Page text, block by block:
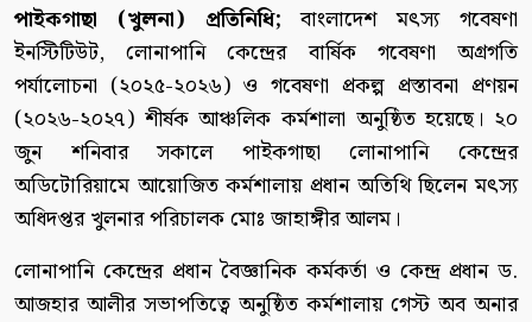
পাইকগাছা (খুলনা) প্রতিনিধি; বাংলাদেশ মৎস্য গবেষণা
ইনস্টিটিউট, লোনাপানি কেন্দ্রের বার্ষিক গবেষণা অগ্রগতি
পর্যালোচনা (২০২৫-২০২৬) ও গবেষণা প্রকল্প প্রস্তাবনা প্রণয়ন
(২০২৬-২০২৭) শীর্ষক আঞ্চলিক কর্মশালা অনুষ্ঠিত হয়েছে। ২০
জুন শনিবার সকালে পাইকগাছা লোনাপানি কেন্দ্রের
অডিটোরিয়ামে আয়োজিত কর্মশালায় প্রধান অতিথি ছিলেন মৎস্য
অধিদপ্তর খুলনার পরিচালক মোঃ জাহাঙ্গীর আলম।
লোনাপানি কেন্দ্রের প্রধান বৈজ্ঞানিক কর্মকর্তা ও কেন্দ্র প্রধান ড.
আজহার আলীর সভাপতিত্বে অনুষ্ঠিত কর্মশালায় গেস্ট অব অনার